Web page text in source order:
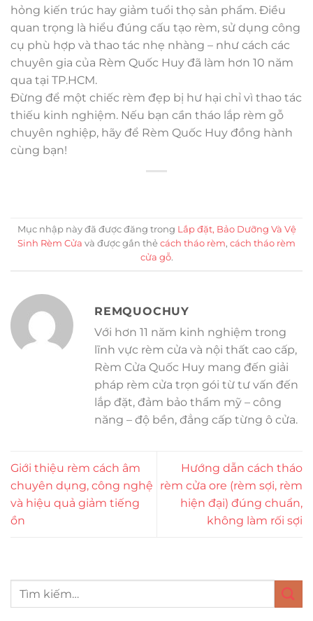
hỏng kiến trúc hay giảm tuổi thọ sản phẩm. Điều
quan trọng là hiểu đúng cấu tạo rèm, sử dụng công
cụ phù hợp và thao tác nhẹ nhàng – như cách các
chuyên gia của Rèm Quốc Huy đã làm hơn 10 năm
qua tại TP.HCM.
Đừng để một chiếc rèm đẹp bị hư hại chỉ vì thao tác
thiếu kinh nghiệm. Nếu bạn cần tháo lắp rèm gỗ
chuyên nghiệp, hãy để Rèm Quốc Huy đồng hành
cùng bạn!
Mục nhập này đã được đăng trong Lắp đặt, Bảo Dưỡng Và Vệ
Sinh Rèm Cửa và được gắn thẻ cách tháo rèm, cách tháo rèm
cửa gỗ.
REMQUOCHUY
Với hơn 11 năm kinh nghiệm trong
lĩnh vực rèm cửa và nội thất cao cấp,
Rèm Cửa Quốc Huy mang đến giải
pháp rèm cửa trọn gói từ tư vấn đến
lắp đặt, đảm bảo thẩm mỹ – công
năng – độ bền, đẳng cấp từng ô cửa.
Giới thiệu rèm cách âm
chuyên dụng, công nghệ
và hiệu quả giảm tiếng
ồn
Hướng dẫn cách tháo
rèm cửa ore (rèm sợi, rèm
hiện đại) đúng chuẩn,
không làm rối sợi